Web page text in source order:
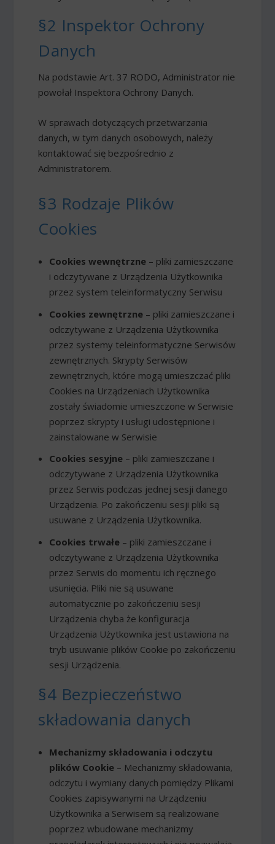
§2 Inspektor Ochrony
Danych
Na podstawie Art. 37 RODO, Administrator nie
powołał Inspektora Ochrony Danych.
W sprawach dotyczących przetwarzania
danych, w tym danych osobowych, należy
kontaktować się bezpośrednio z
Administratorem.
§3 Rodzaje Plików
Cookies
Cookies wewnętrzne– pliki zamieszczane
i odczytywane z Urządzenia Użytkownika
przez system teleinformatyczny Serwisu
Cookies zewnętrzne– pliki zamieszczane i
odczytywane z Urządzenia Użytkownika
przez systemy teleinformatyczne Serwisów
zewnętrznych. Skrypty Serwisów
zewnętrznych, które mogą umieszczać pliki
Cookies na Urządzeniach Użytkownika
zostały świadomie umieszczone w Serwisie
poprzez skrypty i usługi udostępnione i
zainstalowane w Serwisie
Cookies sesyjne– pliki zamieszczane i
odczytywane z Urządzenia Użytkownika
przez Serwis podczas jednej sesji danego
Urządzenia. Po zakończeniu sesji pliki są
usuwane z Urządzenia Użytkownika.
Cookies trwałe– pliki zamieszczane i
odczytywane z Urządzenia Użytkownika
przez Serwis do momentu ich ręcznego
usunięcia. Pliki nie są usuwane
automatycznie po zakończeniu sesji
Urządzenia chyba że konfiguracja
Urządzenia Użytkownika jest ustawiona na
tryb usuwanie plików Cookie po zakończeniu
sesji Urządzenia.
§4 Bezpieczeństwo
składowania danych
Mechanizmy składowania i odczytu
plików Cookie– Mechanizmy składowania,
odczytu i wymiany danych pomiędzy Plikami
Cookies zapisywanymi na Urządzeniu
Użytkownika a Serwisem są realizowane
poprzez wbudowane mechanizmy